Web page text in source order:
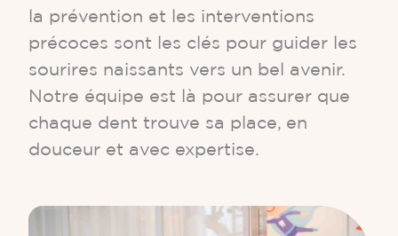
la prévention et les interventions
précoces sont les clés pour guider les
sourires naissants vers un bel avenir.
Notre équipe est là pour assurer que
chaque dent trouve sa place, en
douceur et avec expertise.